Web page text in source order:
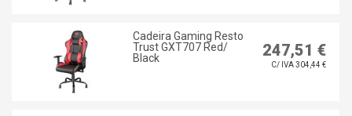
Cadeira Gaming Resto
Trust GXT707 Red/
Black
247,51 €
C/ IVA 304,44 €